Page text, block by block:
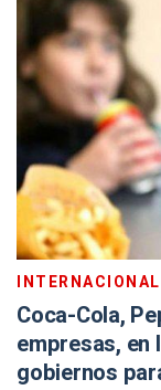
INTERNACIONAL
Coca-Cola,
empresas, en
gobiernos